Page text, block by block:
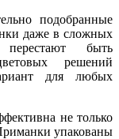
подобранные
даже в сложных
быть
решений
для любых
не только
упакованы